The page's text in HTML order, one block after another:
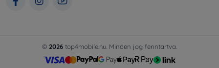
© 2026 top4mobile.hu. Minden jog fenntartva.